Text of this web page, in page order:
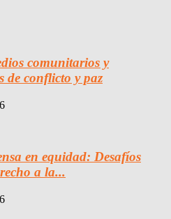
comunitarios y
de conflicto y paz
en equidad: Desafíos
a la...